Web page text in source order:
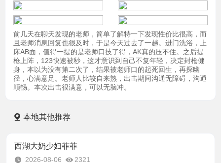
前几天在聊天发现的老师，简单了解特一下发现性价比很高，而
且老师消息回复也很及时，于是今天过去了一趟。进门洗浴，上
床AB面，值得一提的是老师口技了得，AK真的压不住。之后提
枪上阵，123快速被秒，这才意识到自己不复年轻，决定封枪健
身，本以为没有第二次了，结果被老师口的起死回生，再探幽
径，心满意足。老师人比较自来熟，出击期间沟通无障碍，沟通
顺畅。本次出击很满意，可以无脑冲。
本地其他推荐
西湖大奶少妇菲菲
2026-08-06
2321